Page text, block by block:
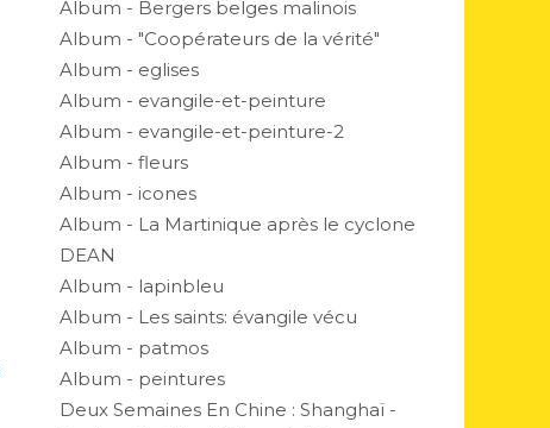
Album - Bergers belges malinois
Album - "Coopérateurs de la vérité"
Album - eglises
Album - evangile-et-peinture
Album - evangile-et-peinture-2
Album - fleurs
Album - icones
Album - La Martinique après le cyclone
DEAN
Album - lapinbleu
Album - Les saints: évangile vécu
Album - patmos
Album - peintures
Deux Semaines En Chine : Shanghaï -